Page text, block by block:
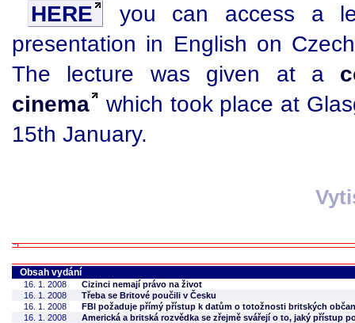
HERE
you can access a
presentation in English on
The lecture was given at a
cinema
which took place at
15th January.
Obsah vydání
16. 1. 2008
Cizinci nemají právo na život
16. 1. 2008
Třeba se Britové poučili v Česku
16. 1. 2008
FBI požaduje přímý přístup k datům o totožnosti britských
16. 1. 2008
Americká a britská rozvědka se zřejmě svářejí o to, jaký přístup